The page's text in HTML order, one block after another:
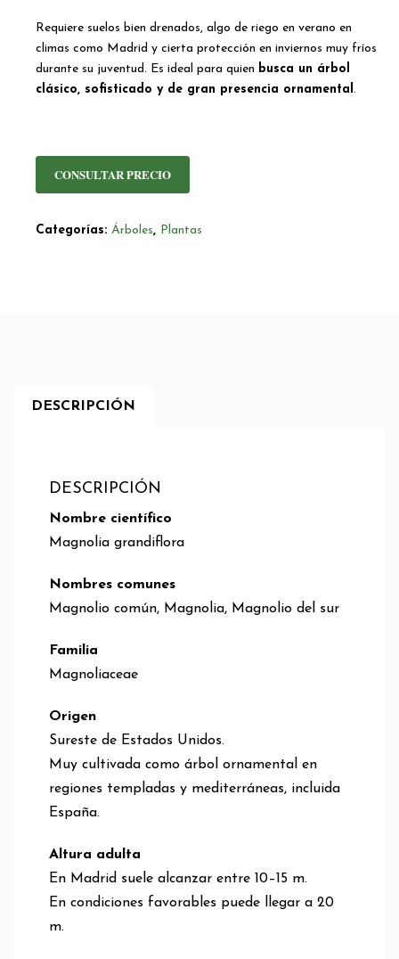
Requiere suelos bien drenados, algo de riego en verano en
climas como Madrid y cierta protección en inviernos muy fríos
durante su juventud. Es ideal para quien busca un árbol
clásico, sofisticado y de gran presencia ornamental .
CONSULTAR PRECIO
Categorías: Árboles, Plantas
DESCRIPCIÓN
DESCRIPCIÓN
Nombre científico
Magnolia grandiflora
Nombres comunes
Magnolio común, Magnolia, Magnolio del sur
Familia
Magnoliaceae
Origen
Sureste de Estados Unidos.
Muy cultivada como árbol ornamental en
regiones templadas y mediterráneas, incluida
España.
Altura adulta
En Madrid suele alcanzar entre 10–15 m.
En condiciones favorables puede llegar a 20
m.